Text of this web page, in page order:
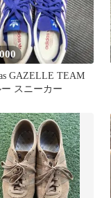
GAZELLE TEAM
スニーカー